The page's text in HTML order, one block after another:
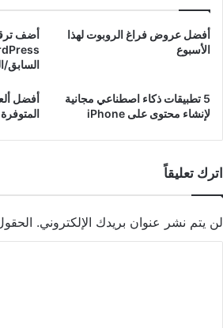
أفضل عروض فراغ الروبوت لهذا
الأسبوع
أضف
السابق/
5 تطبيقات ذكاء اصطناعي مجانية
لإنشاء محتوى على iPhone
أفضل
المتوفرة
اترك تعليقاً
لن يتم نشر عنوان بريدك الإلكتروني.